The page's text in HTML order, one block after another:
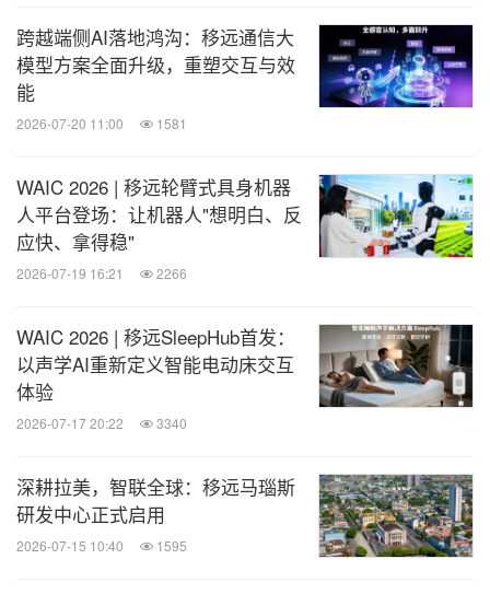
近期，移远5G透明天线即将惊艳亮相欧洲两场展
会，欢迎莅临移远MWC Barcelona展台（5A19）、
Embedded World展台（3-318）了解详情。
关于移远通信
上海移远通信技术股份有限公司（股票代码：
商，拥有完备的IoT产品和服务，涵盖蜂窝模组
(5G/4G/3G/2G/LPWA)、车载前装模组、智能模组
（5G/4G/边缘计算）、短距离通信模组(Wi-Fi&BT)、
GNSS定位模组、卫星通信模组、天线等硬件产品，
以及软件平台服务、认证与测试服务、RTK网络校正
方案、工业智能、智慧农业等服务与解决方案。公司
具备丰富的行业经验，产品广泛应用于智慧交通、智
跨越端侧AI落地鸿沟：移远通信大
模型方案全面升级，重塑交互与效
能
2026-07-20 11:00 1581
WAIC 2026 | 移远轮臂式具身机器
人平台登场：让机器人"想明白、反
应快、拿得稳"
2026-07-19 16:21 2266
WAIC 2026 | 移远SleepHub首发：
以声学AI重新定义智能电动床交互
体验
2026-07-17 20:22 3340
深耕拉美，智联全球：移远马瑙斯
研发中心正式启用
2026-07-15 10:40 1595